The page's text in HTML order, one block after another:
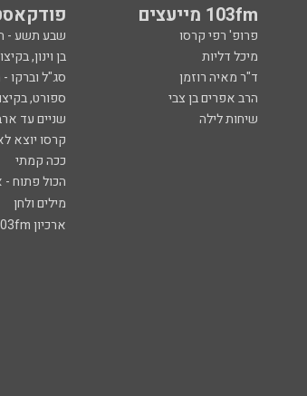
103fm מייעצים
פרופ' רפי קרסו שבע תשע -
מיכל דליות בן וינון,
ד"ר מאיה רוזמן סג"ל וברקו
הרב אפרים בן צבי ספורט,
שיחות לילה שניים עד
קרסו יוצא
ככה קמתי
הכול פתוח -
מילים ולחן
ארכיון 103fm